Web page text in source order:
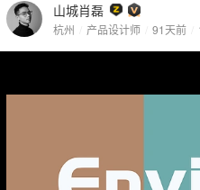
山城肖磊
杭州 产品设计师 91天前